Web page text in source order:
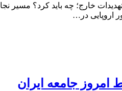
خارج؛ چه باید کرد؟ مسیر
اروپایی در…
امروز جامعه ایران